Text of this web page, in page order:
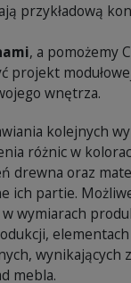
przykładową
, a pomożemy
projekt
wnętrza.
kolejnych
różnic w
drewna oraz
ich partie.
wymiarach
wynikających
mebla.